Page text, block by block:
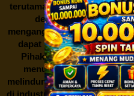
terutama produsen film dan
dengan maraknya
menganggapnya sebagai
dapat merugikan industri
Pihak berwenang pun
menutup situs-situs ilegal
melindungi keberlangsungan
di industri hiburan. Konflik